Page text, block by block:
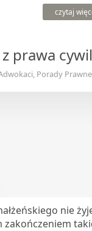
czytaj
prawa
Porady Prawne
nie